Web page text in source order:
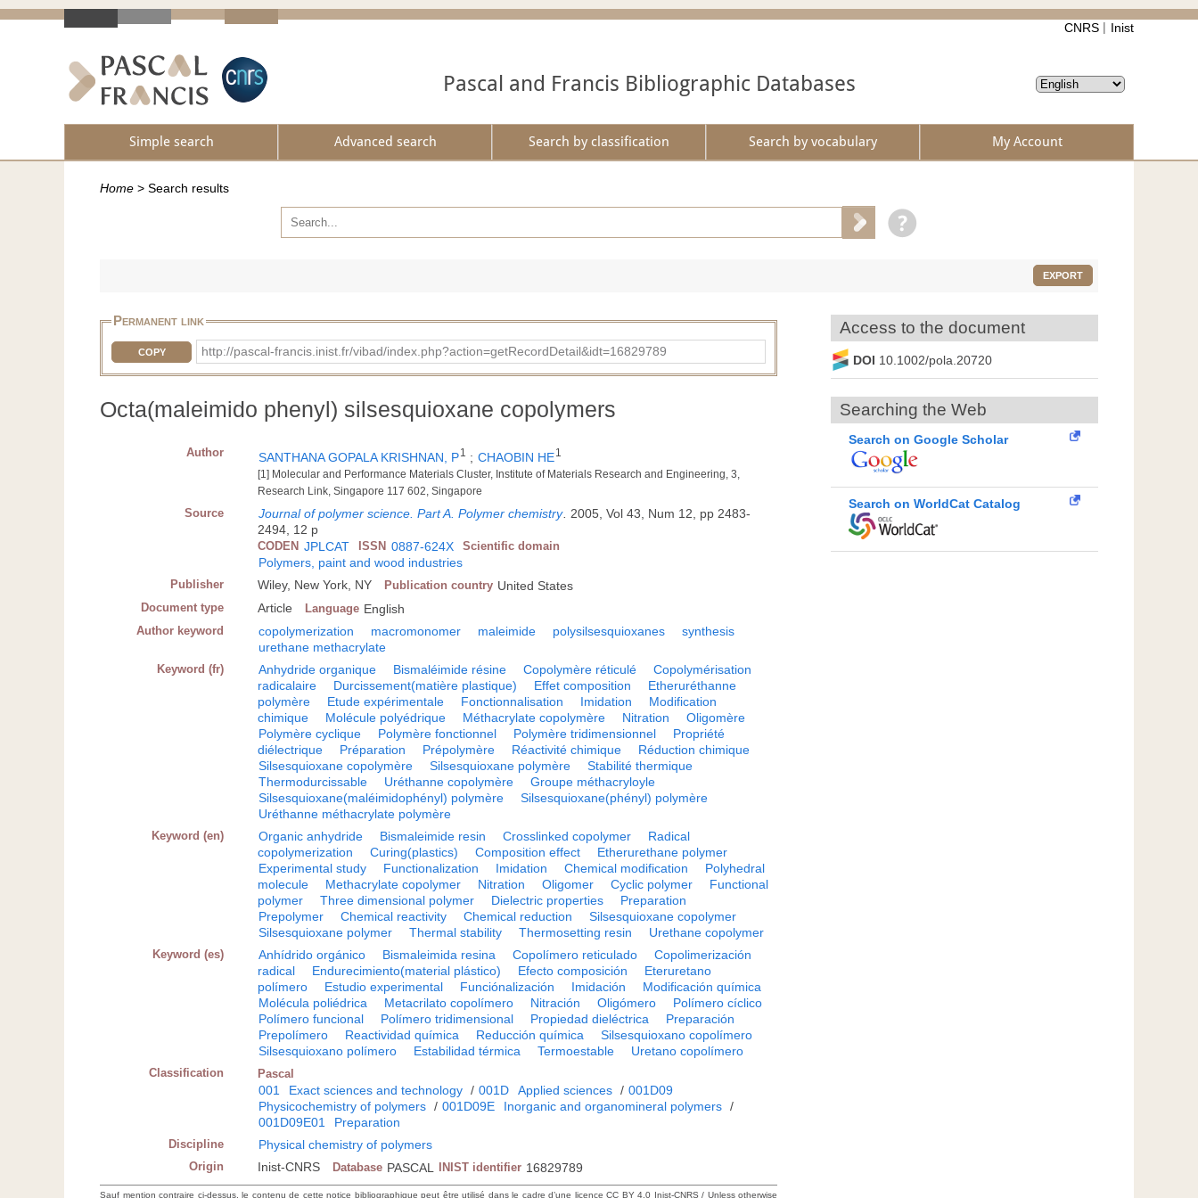
CNRS Inist
Pascal and Francis Bibliographic Databases
Simple search Advanced search Search by classification Search by vocabulary My Account
Home > Search results
EXPORT
Permanent link
COPY http://pascal-francis.inist.fr/vibad/index.php?action=getRecordDetail&idt=16829789
Octa(maleimido phenyl) silsesquioxane copolymers
Author SANTHANA GOPALA KRISHNAN, P1 ; CHAOBIN HE1
[1] Molecular and Performance Materials Cluster, Institute of Materials Research and Engineering, 3,
Research Link, Singapore 117 602, Singapore
Source Journal of polymer science. Part A. Polymer chemistry
2005, Vol 43, Num 12, pp 2483-
2494, 12 p
CODEN JPLCAT ISSN 0887-624X Scientific domain
Polymers, paint and wood industries
Publisher Wiley, New York, NY Publication country United States
Document type Article Language English
Author keyword copolymerization macromonomer maleimide polysilsesquioxanes
synthesis
urethane methacrylate
Keyword (fr) Anhydride organique Bismaléimide résine Copolymère réticulé
Copolymérisation
radicalaire
Durcissement(matière plastique) Effet composition
Etheruréthanne
polymère
Etude expérimentale Fonctionnalisation Imidation
Modification
chimique
Molécule polyédrique Méthacrylate copolymère Nitration
Oligomère
Polymère cyclique
Polymère fonctionnel Polymère tridimensionnel
Propriété
diélectrique
Préparation Prépolymère Réactivité chimique
Réduction chimique
Silsesquioxane copolymère
Silsesquioxane polymère
Stabilité thermique
Thermodurcissable
Uréthanne copolymère
Groupe méthacryloyle
Silsesquioxane(maléimidophényl) polymère
Silsesquioxane(phényl) polymère
Uréthanne méthacrylate polymère
Keyword (en) Organic anhydride Bismaleimide resin Crosslinked copolymer
Radical
copolymerization
Curing(plastics) Composition effect
Etherurethane polymer
Experimental study
Functionalization Imidation Chemical modification
Polyhedral
molecule
Methacrylate copolymer Nitration Oligomer Cyclic polymer
Functional
polymer
Three dimensional polymer Dielectric properties
Preparation
Prepolymer
Chemical reactivity Chemical reduction
Silsesquioxane copolymer
Silsesquioxane polymer
Thermal stability Thermosetting resin Urethane copolymer
Keyword (es) Anhídrido orgánico Bismaleimida resina Copolímero reticulado
Copolimerización
radical
Endurecimiento(material plástico) Efecto composición
Eteruretano
polímero
Estudio experimental Funciónalización Imidación
Modificación química
Molécula poliédrica
Metacrilato copolímero Nitración Oligómero
Polímero cíclico
Polímero funcional
Polímero tridimensional Propiedad dieléctrica
Preparación
Prepolímero
Reactividad química Reducción química
Silsesquioxano copolímero
Silsesquioxano polímero
Estabilidad térmica Termoestable Uretano copolímero
Classification Pascal
001 Exact sciences and technology / 001D Applied sciences / 001D09
Physicochemistry of polymers / 001D09E Inorganic and organomineral polymers /
001D09E01
Preparation
Discipline Physical chemistry of polymers
Origin Inist-CNRS Database PASCAL INIST identifier 16829789
Sauf mention contraire ci-dessus, le contenu de cette notice bibliographique peut être utilisé dans le cadre d’une licence CC BY 4.0 Inist-CNRS / Unless otherwise
Access to the document
DOI 10.1002/pola.20720
Searching the Web
Search on Google Scholar
Search on WorldCat Catalog